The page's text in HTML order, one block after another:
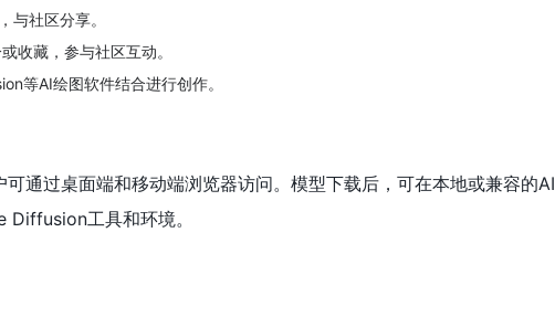
与社区分享。
收藏，参与社区互动。
等AI绘图软件结合进行创作。
通过桌面端和移动端浏览器访问。模型下载后，可在本地或兼容的AI
Diffusion工具和环境。